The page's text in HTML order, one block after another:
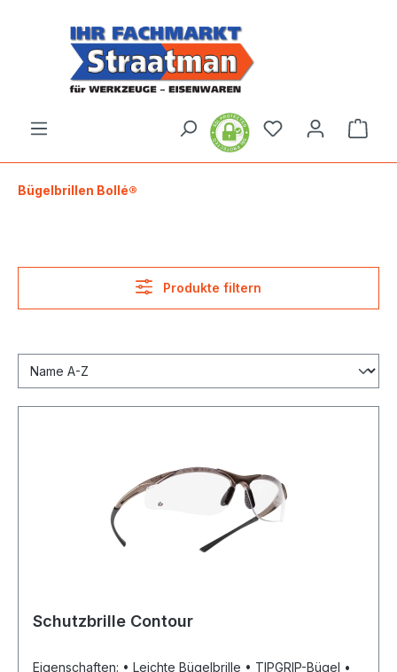
Bügelbrillen Bollé®
Produkte filtern
Schutzbrille Contour
Eigenschaften: • Leichte Bügelbrille • TIPGRIP-Bügel •